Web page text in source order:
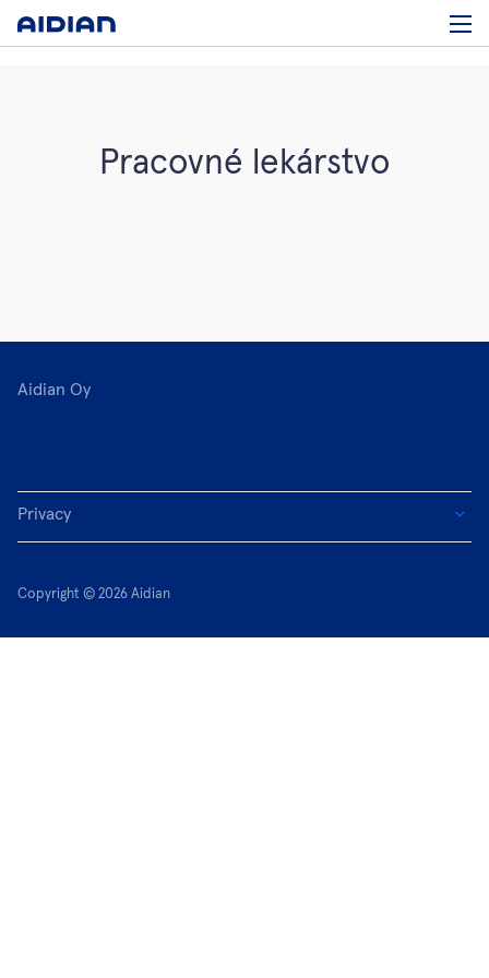
Pracovné lekárstvo
Aidian Oy
Privacy
Copyright © 2026 Aidian